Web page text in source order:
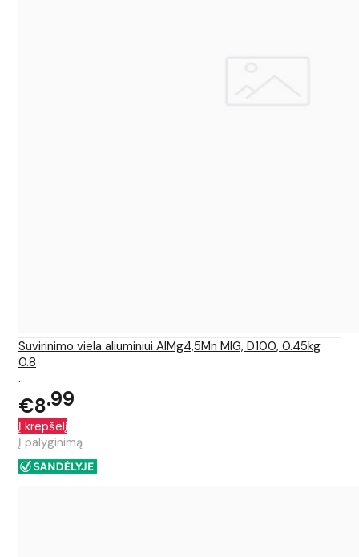
Suvirinimo viela aliuminiui AlMg4,5Mn MIG, D100, 0.45kg
0.8
..
€8 99
Į krepšelį
Į palyginimą